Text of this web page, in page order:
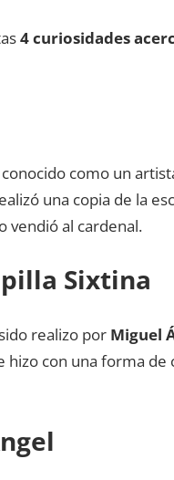
4 curiosidades
como un
una copia de la
vendió al cardenal.
Sixtina
realizo por Miguel
con una forma